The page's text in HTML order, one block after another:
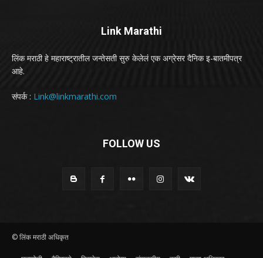
Link Marathi
लिंक मराठी हे महाराष्ट्रातील जन्तेसती सुरु केलेलं एक अग्रेसर दैनिक इ-बातमीपत्र
आहे.
संपर्क : Link@linkmarathi.com
FOLLOW US
© लिंक मराठी अधिकृत